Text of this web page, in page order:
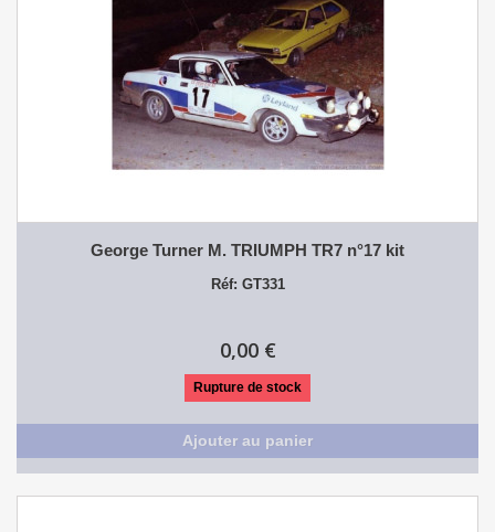
George Turner M. TRIUMPH TR7 n°17 kit
Réf: GT331
0,00 €
Rupture de stock
Ajouter au panier